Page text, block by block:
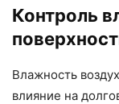
Контроль
Влажность
влияние на